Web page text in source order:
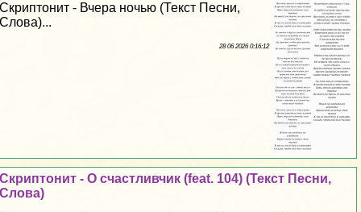
Скриптонит - Вчера ночью (Текст Песни,
Слова)...
28 06 2026 0:16:12
Скриптонит - О счастливчик (feat. 104) (Текст Песни,
Слова)